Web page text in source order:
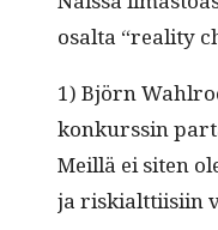
osalta “real­i­ty
1) Björn
konkurssin
Meil­lä ei siten
ja riskialt­ti­isi­in